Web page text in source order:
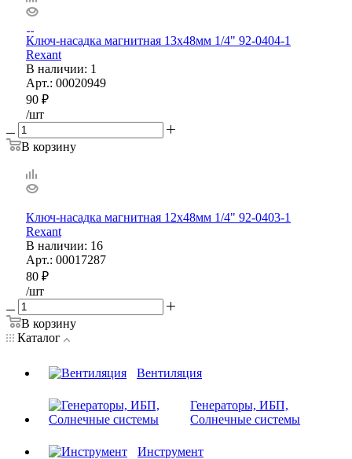
Ключ-насадка магнитная 13х48мм 1/4" 92-0404-1
Rexant
В наличии: 1
Арт.: 00020949
90 ₽
/шт
В корзину
Ключ-насадка магнитная 12х48мм 1/4" 92-0403-1
Rexant
В наличии: 16
Арт.: 00017287
80 ₽
/шт
В корзину
Каталог
Вентиляция
Генераторы, ИБП,
Солнечные системы
Инструмент